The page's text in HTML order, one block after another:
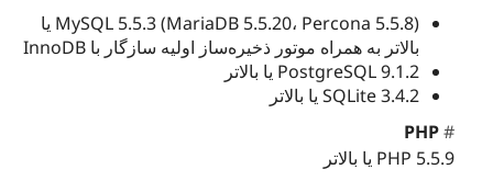
MySQL 5.5.3 (MariaDB 5.5.20، Percona 5.5.8) یا
بالاتر به همراه موتور ذخیره‌ساز اولیه سازگار با InnoDB
PostgreSQL 9.1.2 یا بالاتر
SQLite 3.4.2 یا بالاتر
PHP
PHP 5.5.9 یا بالاتر